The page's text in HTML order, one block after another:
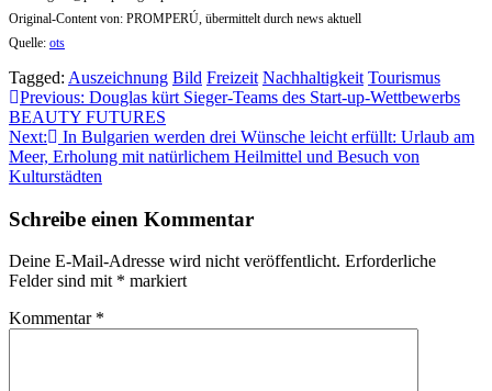
Original-Content von: PROMPERÚ, übermittelt durch news aktuell
Quelle: ots
Tagged: Auszeichnung Bild Freizeit Nachhaltigkeit Tourismus
Beitragsnavigation
Previous: Douglas kürt Sieger-Teams des Start-up-Wettbewerbs
BEAUTY FUTURES
Next:
In Bulgarien werden drei Wünsche leicht erfüllt: Urlaub am
Meer, Erholung mit natürlichem Heilmittel und Besuch von
Kulturstädten
Schreibe einen Kommentar
Deine E-Mail-Adresse wird nicht veröffentlicht. Erforderliche
Felder sind mit * markiert
Kommentar *